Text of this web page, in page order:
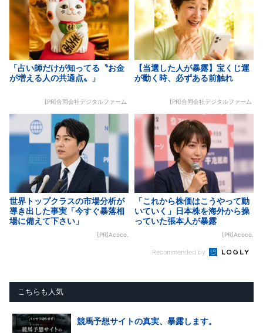
「占い師だけが知ってる〝お金
が増える人の共通点〟」
[PR]合同会社デジタルファーム
【当選した人が暴露】宝くじ運
が動く時、必ずある前触れ
[PR]合同会社デジタルファーム
世界トップクラスの市場分析が
導き出した事実「今すぐ暴落相
場に備えて下さい」
[PR]Acoco.
「これから株価はこうやって動
いていく」日本株を海外から操
っていた張本人が暴露
[PR]Acoco.
Recommended by
こちらも人気
競馬予想サイトの真実、暴露します。